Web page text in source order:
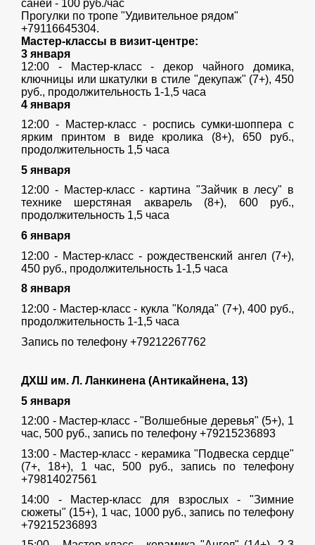
саней - 100 руб./час
Прогулки по тропе "Удивительное рядом"
+79116645304.
Мастер-классы в визит-центре:
3 января
12:00 - Мастер-класс - декор чайного домика,
ключницы или шкатулки в стиле "декупаж" (7+), 450
руб., продолжительность 1-1,5 часа
4 января
12:00 - Мастер-класс - роспись сумки-шоппера с
ярким принтом в виде кролика (8+), 650 руб.,
продолжительность 1,5 часа
5 января
12:00 - Мастер-класс - картина "Зайчик в лесу" в
технике шерстяная акварель (8+), 600 руб.,
продолжительность 1,5 часа
6 января
12:00 - Мастер-класс - рождественский ангел (7+),
450 руб., продолжительность 1-1,5 часа
8 января
12:00 - Мастер-класс - кукла "Коляда" (7+), 400 руб.,
продолжительность 1-1,5 часа
Запись по телефону +79212267762
ДХШ им. Л. Ланкинена (Антикайнена, 13)
5 января
12:00 - Мастер-класс - "Волшебные деревья" (5+), 1
час, 500 руб., запись по телефону +79215236893
13:00 - Мастер-класс - керамика "Подвеска сердце"
(7+, 18+), 1 час, 500 руб., запись по телефону
+79814027561
14:00 - Мастер-класс для взрослых - "Зимние
сюжеты" (15+), 1 час, 1000 руб., запись по телефону
+79215236893